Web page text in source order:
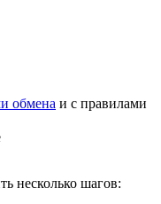
обмена и с правилами
несколько шагов: